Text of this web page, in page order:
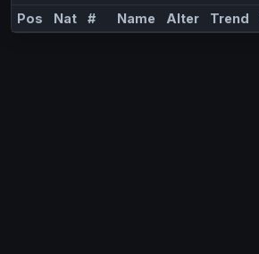
Pos Nat # Name Alter Trend